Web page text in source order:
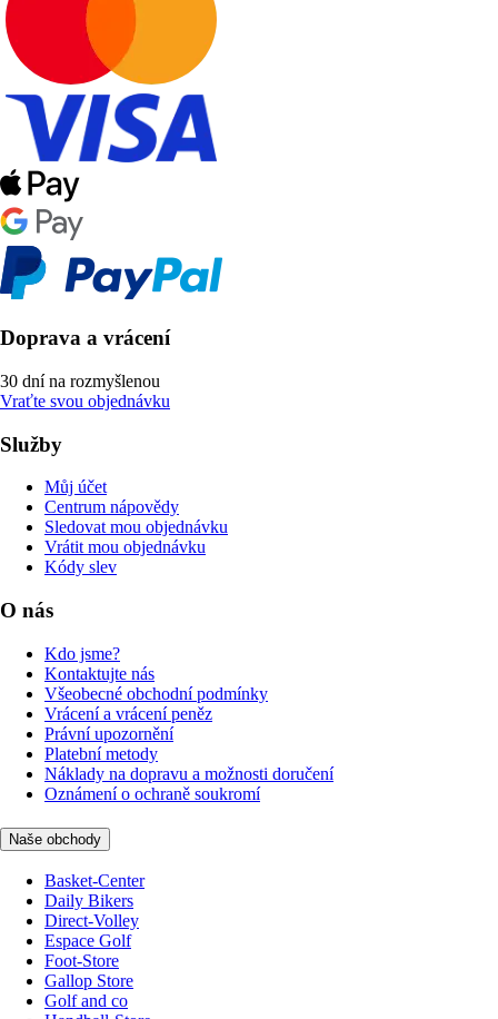
Doprava a vrácení
30 dní na rozmyšlenou
Vraťte svou objednávku
Služby
Můj účet
Centrum nápovědy
Sledovat mou objednávku
Vrátit mou objednávku
Kódy slev
O nás
Kdo jsme?
Kontaktujte nás
Všeobecné obchodní podmínky
Vrácení a vrácení peněz
Právní upozornění
Platební metody
Náklady na dopravu a možnosti doručení
Oznámení o ochraně soukromí
Naše obchody
Basket-Center
Daily Bikers
Direct-Volley
Espace Golf
Foot-Store
Gallop Store
Golf and co